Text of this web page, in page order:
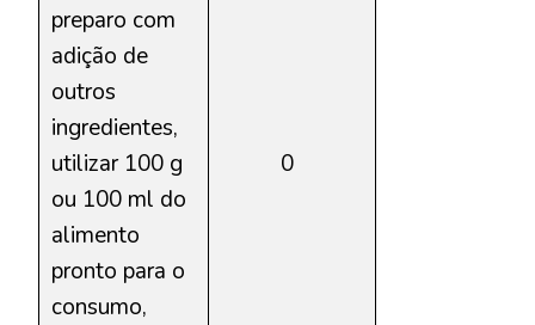
preparo com
adição de
outros
ingredientes,
utilizar 100 g
ou 100 ml do
alimento
pronto para o
consumo,
0